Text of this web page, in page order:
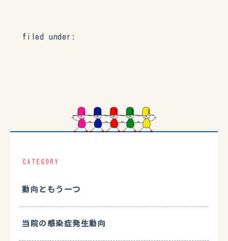
filed under:
CATEGORY
動向ともう一つ
当院の感染症発生動向